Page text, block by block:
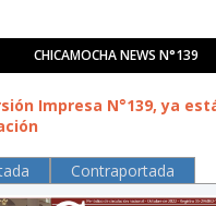
CHICAMOCHA NEWS N°139
Impresa N°139, ya
Contraportada